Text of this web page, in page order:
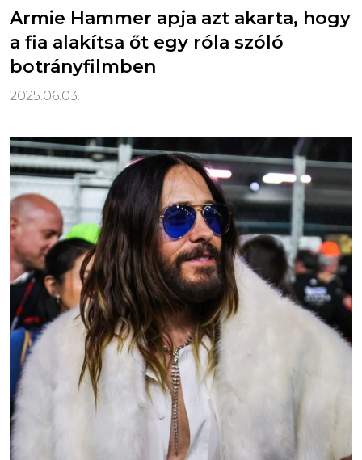
Armie Hammer apja azt akarta, hogy
a fia alakítsa őt egy róla szóló
botrányfilmben
2025.06.03.